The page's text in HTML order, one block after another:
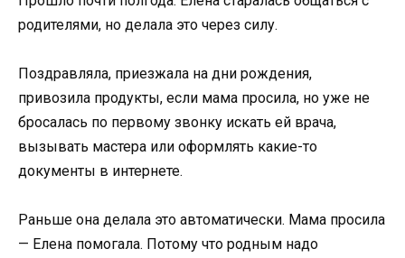
родителями, но делала это через силу.
Поздравляла, приезжала на дни рождения,
привозила продукты, если мама просила, но уже не
бросалась по первому звонку искать ей врача,
вызывать мастера или оформлять какие-то
документы в интернете.
Раньше она делала это автоматически. Мама просила
— Елена помогала. Потому что родным надо